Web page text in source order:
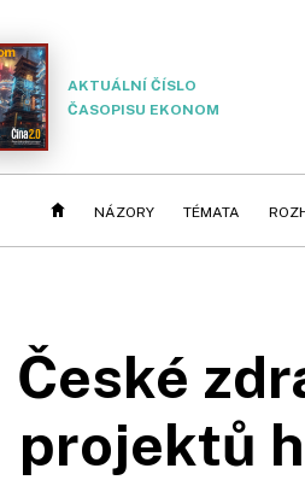
AKTUÁLNÍ ČÍSLO
ČASOPISU EKONOM
NÁZORY TÉMATA
České
projektů